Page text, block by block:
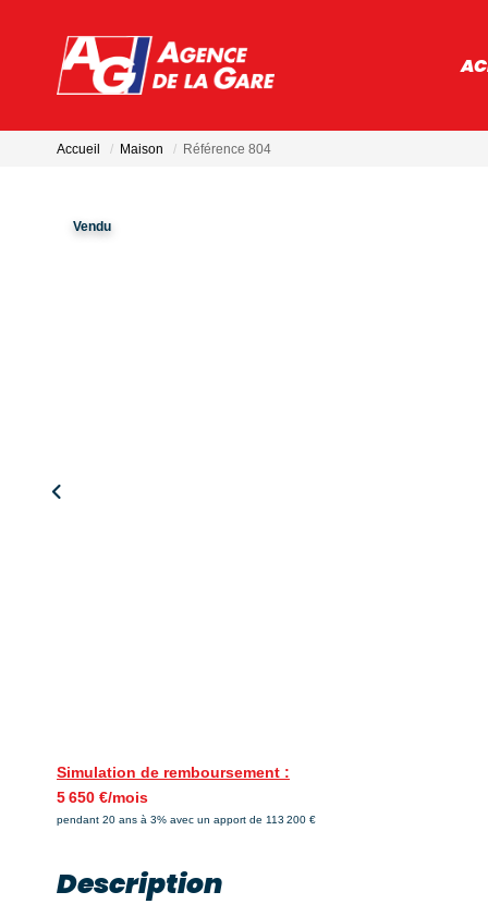
Accueil Maison Référence 804
Vendu
Simulation de remboursement :
5 650 €/mois
pendant 20 ans à 3% avec un apport de 113 200 €
Description